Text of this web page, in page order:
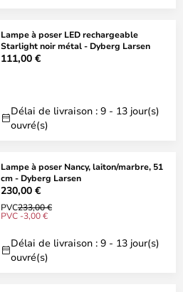
Lampe à poser LED rechargeable
Starlight noir métal - Dyberg Larsen
111,00 €
Délai de livraison : 9 - 13 jour(s)
ouvré(s)
Lampe à poser Nancy, laiton/marbre, 51
cm - Dyberg Larsen
230,00 €
PVC233,00 €
PVC -3,00 €
Délai de livraison : 9 - 13 jour(s)
ouvré(s)